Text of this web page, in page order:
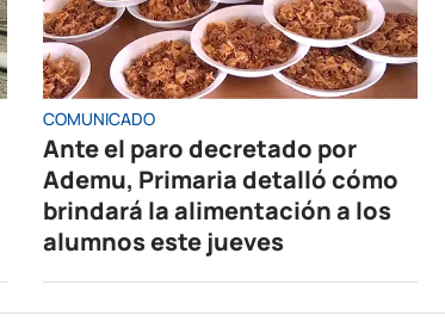
COMUNICADO
Ante el paro decretado por
Ademu, Primaria detalló cómo
brindará la alimentación a los
alumnos este jueves